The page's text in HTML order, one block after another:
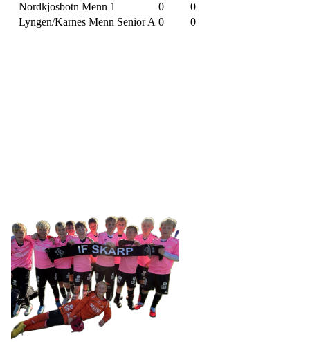
Nordkjosbotn Menn 1
0
0
Lyngen/Karnes Menn Senior A 0 0